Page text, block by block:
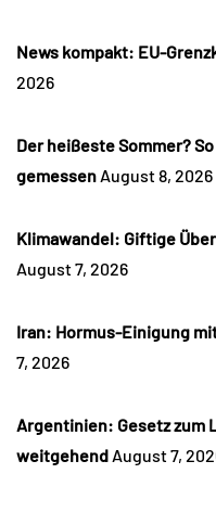
News kompakt: EU-
2026
Der heißeste Sommer?
gemessen August 8, 2026
Klimawandel: Giftige
August 7, 2026
Iran: Hormus-Einigung
7, 2026
Argentinien: Gesetz zum
weitgehend August 7,